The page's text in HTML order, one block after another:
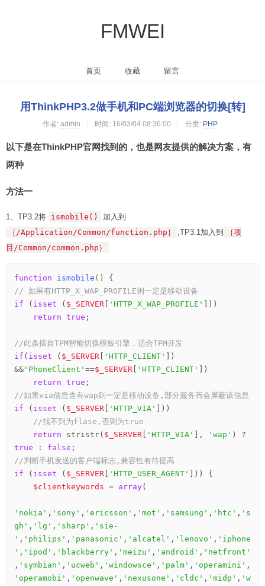
FMWEI
首页 收藏 留言
用ThinkPHP3.2做手机和PC端浏览器的切换[转]
作者: admin 时间: 16/03/04 08:36:00 分类: PHP
以下是在ThinkPHP官网找到的，也是网友提供的解决方案，有
两种
方法一
1、TP3.2将 ismobile()
加入到
｛/Application/Common/function.php｝
,TP3.1加入到
｛项
目/Common/common.php｝
function ismobile ()
{
// 如果有HTTP_X_WAP_PROFILE则一定是移动设备
if ( isset ( $_SERVER 'HTTP_X_WAP_PROFILE'
]))
return true ;
//此条摘自TPM智能切换模板引擎，适合TPM开发
if ( isset ( $_SERVER 'HTTP_CLIENT'
])
&& 'PhoneClient' ==$_SERVER 'HTTP_CLIENT'
])
return true
//如果via信息含有wap则一定是移动设备,部分服务商会屏蔽该信息
if ( isset ( $_SERVER 'HTTP_VIA'
]))
//找不到为flase,否则为true
return stristr( $_SERVER 'HTTP_VIA' ], 'wap'
true : false
//判断手机发送的客户端标志,兼容性有待提高
if ( isset ( $_SERVER 'HTTP_USER_AGENT'
])) {
$clientkeywords = array(
'nokia' , 'sony' , 'ericsson' , 'mot' , 'samsung' , 'htc' , 's
gh' , 'lg' , 'sharp' , 'sie-
' , 'philips' , 'panasonic' , 'alcatel' , 'lenovo' , 'iphone
' , 'ipod' , 'blackberry' , 'meizu' , 'android' , 'netfront'
, 'symbian' , 'ucweb' , 'windowsce' , 'palm' , 'operamini' ,
'operamobi' , 'openwave' , 'nexusone' , 'cldc' , 'midp' , 'w